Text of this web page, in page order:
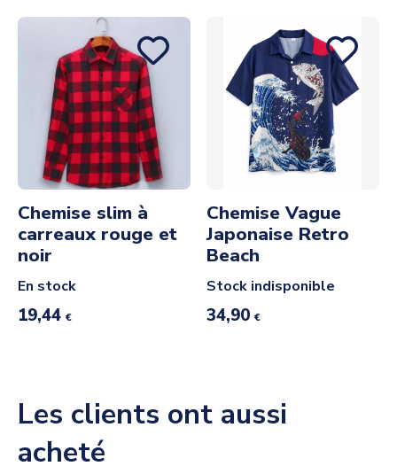
Chemise slim à
carreaux rouge et
noir
En stock
19,44 €
Chemise Vague
Japonaise Retro
Beach
Stock indisponible
34,90 €
Les clients ont aussi
acheté